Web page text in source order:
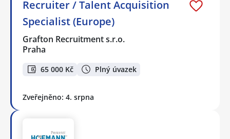
Recruiter / Talent Acquisition
Specialist (Europe)
Grafton Recruitment s.r.o.
Praha
65 000 Kč Plný úvazek
Zveřejněno: 4. srpna